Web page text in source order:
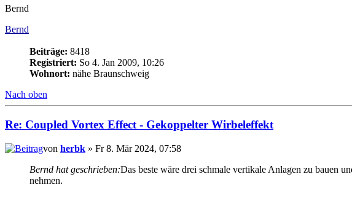
Bernd
Bernd
Beiträge: 8418
Registriert: So 4. Jan 2009, 10:26
Wohnort: nähe Braunschweig
Nach oben
Re: Coupled Vortex Effect - Gekoppelter Wirbeleffekt
von herbk » Fr 8. Mär 2024, 07:58
Bernd hat geschrieben:Das beste wäre drei schmale vertikale Anlagen zu bauen
nehmen.